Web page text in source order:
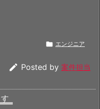
 エンジニア
 Posted by 案件担当